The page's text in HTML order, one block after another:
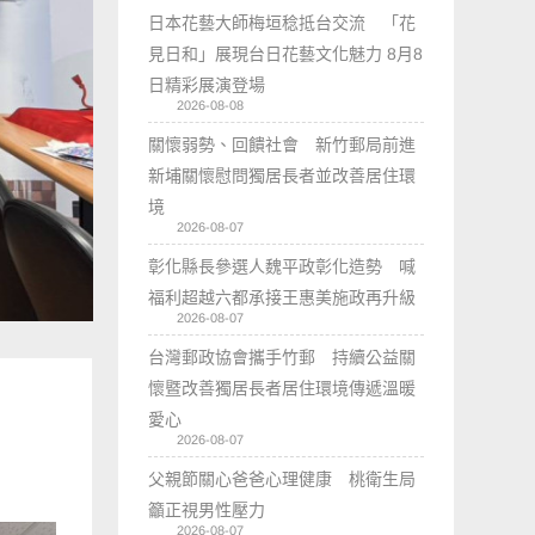
日本花藝大師梅垣稔抵台交流 「花
見日和」展現台日花藝文化魅力 8月8
日精彩展演登場
2026-08-08
關懷弱勢、回饋社會 新竹郵局前進
新埔關懷慰問獨居長者並改善居住環
境
2026-08-07
彰化縣長參選人魏平政彰化造勢 喊
福利超越六都承接王惠美施政再升級
2026-08-07
台灣郵政協會攜手竹郵 持續公益關
懷暨改善獨居長者居住環境傳遞溫暖
愛心
2026-08-07
父親節關心爸爸心理健康 桃衛生局
籲正視男性壓力
2026-08-07